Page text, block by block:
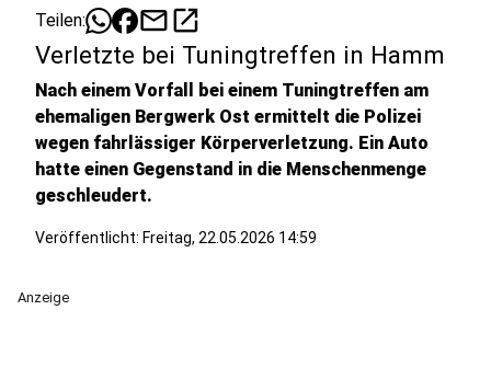
Teilen: mailopen_in_new
Verletzte bei Tuningtreffen in Hamm
Nach einem Vorfall bei einem Tuningtreffen am
ehemaligen Bergwerk Ost ermittelt die Polizei
wegen fahrlässiger Körperverletzung. Ein Auto
hatte einen Gegenstand in die Menschenmenge
geschleudert.
Veröffentlicht: Freitag, 22.05.2026 14:59
Anzeige